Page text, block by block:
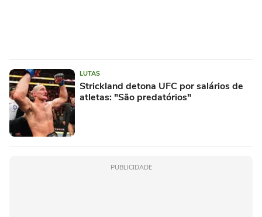
LUTAS
Strickland detona UFC por salários de
atletas: "São predatórios"
PUBLICIDADE